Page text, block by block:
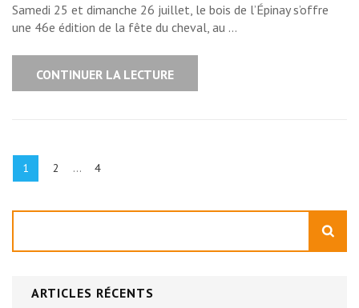
Samedi 25 et dimanche 26 juillet, le bois de l’Épinay s’offre
une 46e édition de la fête du cheval, au …
CONTINUER LA LECTURE
Pagination
des
publications
Page
1 Page
2 … Page
4
ARTICLES RÉCENTS